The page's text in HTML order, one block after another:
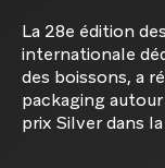
La 28e édition
internationale
des boissons, a
packaging
prix Silver dans